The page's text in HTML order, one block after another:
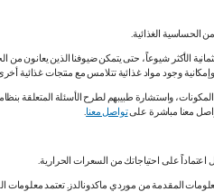
الحساسية الغذائية.
الأكثر شيوعاً، حتى يتمكن ضيوفنا الذين
وجود مواد غذائية تتلامس مع منتجات غذائية
واستشارة طبيبهم لطرح الأسئلة المتعلقة
معنا مباشرة علىتواصل معنا.
المقدمة من موردي ماكدونالدز. تعتمد معلومات